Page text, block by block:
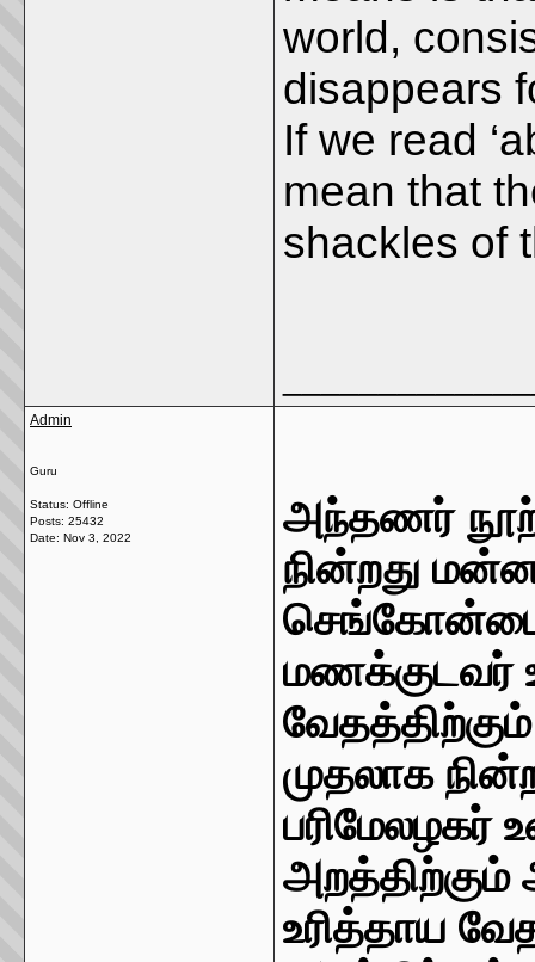
world,
disappears
If we read
mean that
shackles of
Admin
Guru
Status: Offline
Posts: 25432
Date: Nov 3, 2022
அந்தணர்
நின்றது
மணக்குடவர்
முதலாக
பரிமேலழகர்
உரித்தாய